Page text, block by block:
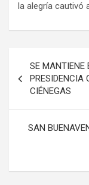
la alegría cautivó
de
entradas
SE MANTIENE
PRESIDENCIA
CIÉNEGAS
SAN